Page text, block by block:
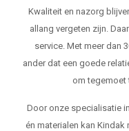
Kwaliteit en nazorg
allang vergeten zijn.
service. Met meer dan
ander dat een goede
om tegemoet
Door onze specialisatie
én materialen kan